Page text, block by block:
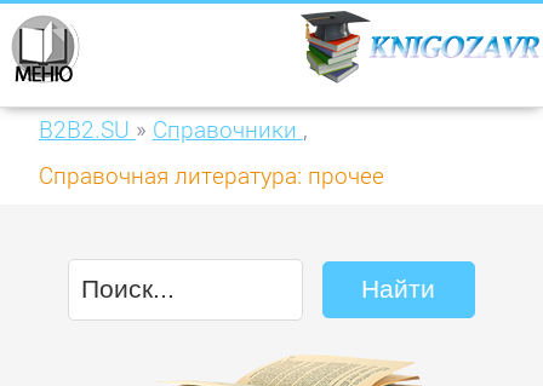
B2B2.SU » Справочники ,
Справочная литература: прочее